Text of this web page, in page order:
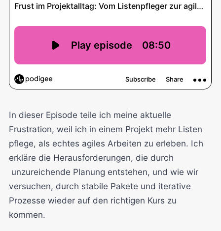
In dieser Episode teile ich meine aktuelle
Frustration, weil ich in einem Projekt mehr Listen
pflege, als echtes agiles Arbeiten zu erleben. Ich
erkläre die Herausforderungen, die durch
unzureichende Planung entstehen, und wie wir
versuchen, durch stabile Pakete und iterative
Prozesse wieder auf den richtigen Kurs zu
kommen.